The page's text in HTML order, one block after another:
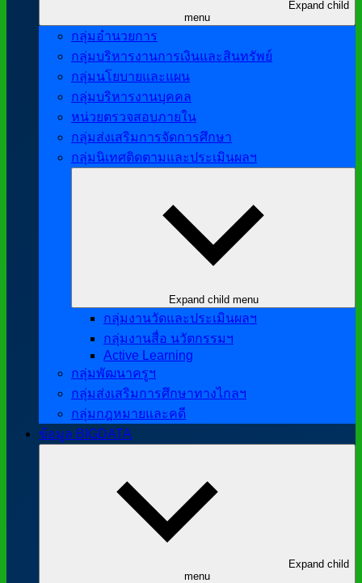
Expand child
menu
กลุ่มอำนวยการ
กลุ่มบริหารงานการเงินและสินทรัพย์
กลุ่มนโยบายและแผน
กลุ่มบริหารงานบุคคล
หน่วยตรวจสอบภายใน
กลุ่มส่งเสริมการจัดการศึกษา
กลุ่มนิเทศติดตามและประเมินผลฯ
Expand child menu
กลุ่มงานวัดและประเมินผลฯ
กลุ่มงานสื่อ นวัตกรรมฯ
Active Learning
กลุ่มพัฒนาครูฯ
กลุ่มส่งเสริมการศึกษาทางไกลฯ
กลุ่มกฎหมายและคดี
ข้อมูล BIGDATA
Expand child
menu